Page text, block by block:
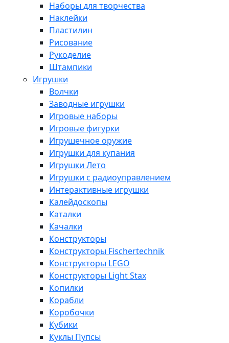
Наборы для творчества
Наклейки
Пластилин
Рисование
Рукоделие
Штампики
Игрушки
Волчки
Заводные игрушки
Игровые наборы
Игровые фигурки
Игрушечное оружие
Игрушки для купания
Игрушки Лето
Игрушки с радиоуправлением
Интерактивные игрушки
Калейдоскопы
Каталки
Качалки
Конструкторы
Конструкторы Fisсhertechnik
Конструкторы LEGO
Конструкторы Light Stax
Копилки
Корабли
Коробочки
Кубики
Куклы Пупсы